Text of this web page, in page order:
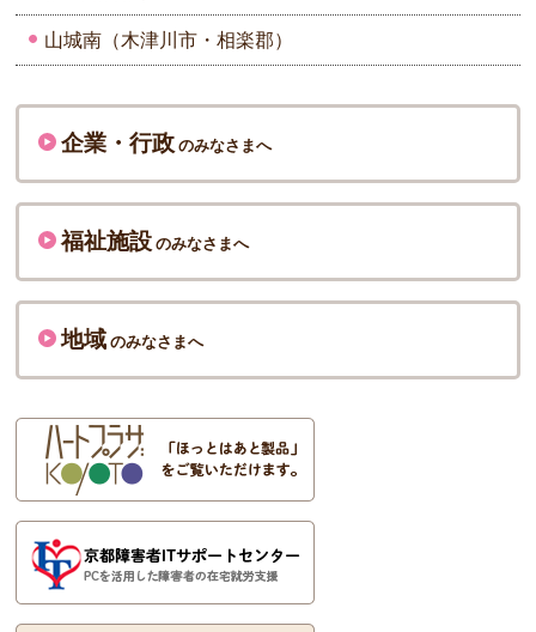
山城南（木津川市・相楽郡）
企業・行政のみなさまへ
福祉施設のみなさまへ
地域のみなさまへ